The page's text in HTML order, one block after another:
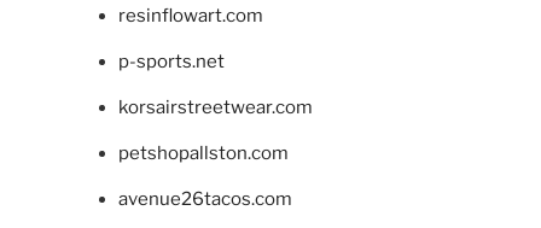
resinflowart.com
p-sports.net
korsairstreetwear.com
petshopallston.com
avenue26tacos.com